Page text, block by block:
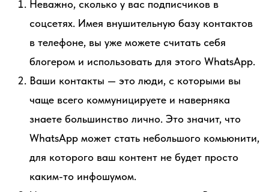
Неважно, сколько у вас подписчиков в
соцсетях. Имея внушительную базу контактов
в телефоне, вы уже можете считать себя
блогером и использовать для этого WhatsApp.
Ваши контакты — это люди, с которыми вы
чаще всего коммуницируете и наверняка
знаете большинство лично. Это значит, что
WhatsApp может стать небольшого комьюнити,
для которого ваш контент не будет просто
каким-то инфошумом.